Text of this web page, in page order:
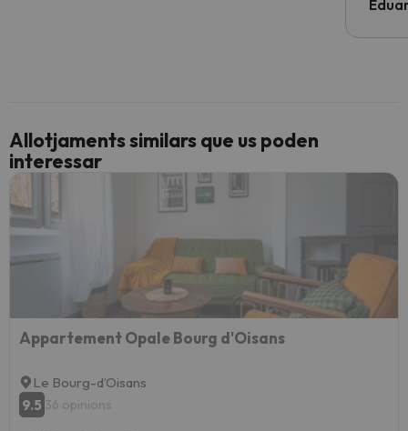
Allotjaments similars que us poden
interessar
Appartement Opale Bourg d'Oisans
Le Bourg-dʼOisans
9.5 36 opinions